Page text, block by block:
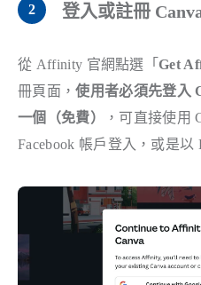
登入或註冊
從 Affinity 官網點選「Get
冊頁面，使用者必須先登入
一個（免費）
，可直接使用
Facebook 帳戶登入，或是以